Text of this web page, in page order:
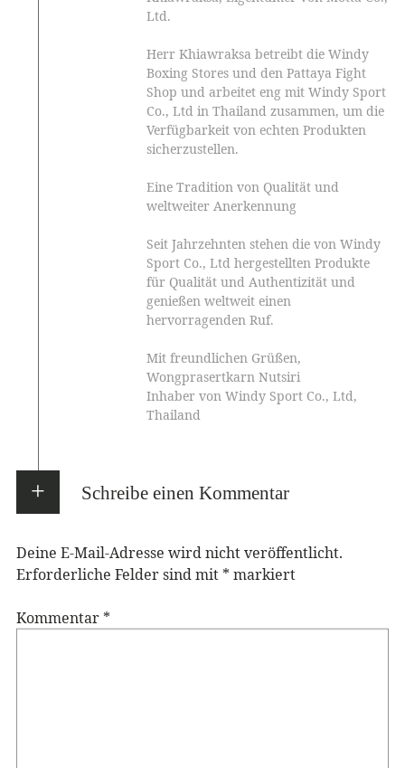
Ltd.
Herr Khiawraksa betreibt die Windy
Boxing Stores und den Pattaya Fight
Shop und arbeitet eng mit Windy Sport
Co., Ltd in Thailand zusammen, um die
Verfügbarkeit von echten Produkten
sicherzustellen.
Eine Tradition von Qualität und
weltweiter Anerkennung
Seit Jahrzehnten stehen die von Windy
Sport Co., Ltd hergestellten Produkte
für Qualität und Authentizität und
genießen weltweit einen
hervorragenden Ruf.
Mit freundlichen Grüßen,
Wongprasertkarn Nutsiri
Inhaber von Windy Sport Co., Ltd,
Thailand
Schreibe einen Kommentar
Deine E-Mail-Adresse wird nicht veröffentlicht.
Erforderliche Felder sind mit * markiert
Kommentar *